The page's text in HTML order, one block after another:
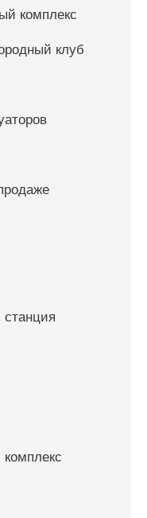
комплекс
клуб
станция